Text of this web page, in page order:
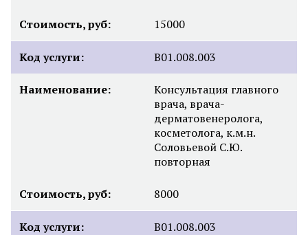
Стоимость, руб: 15000
Код услуги: B01.008.003
Наименование:
Консультация главного
врача, врача-
дерматовенеролога,
косметолога, к.м.н.
Соловьевой С.Ю.
повторная
Стоимость, руб: 8000
Код услуги: B01.008.003